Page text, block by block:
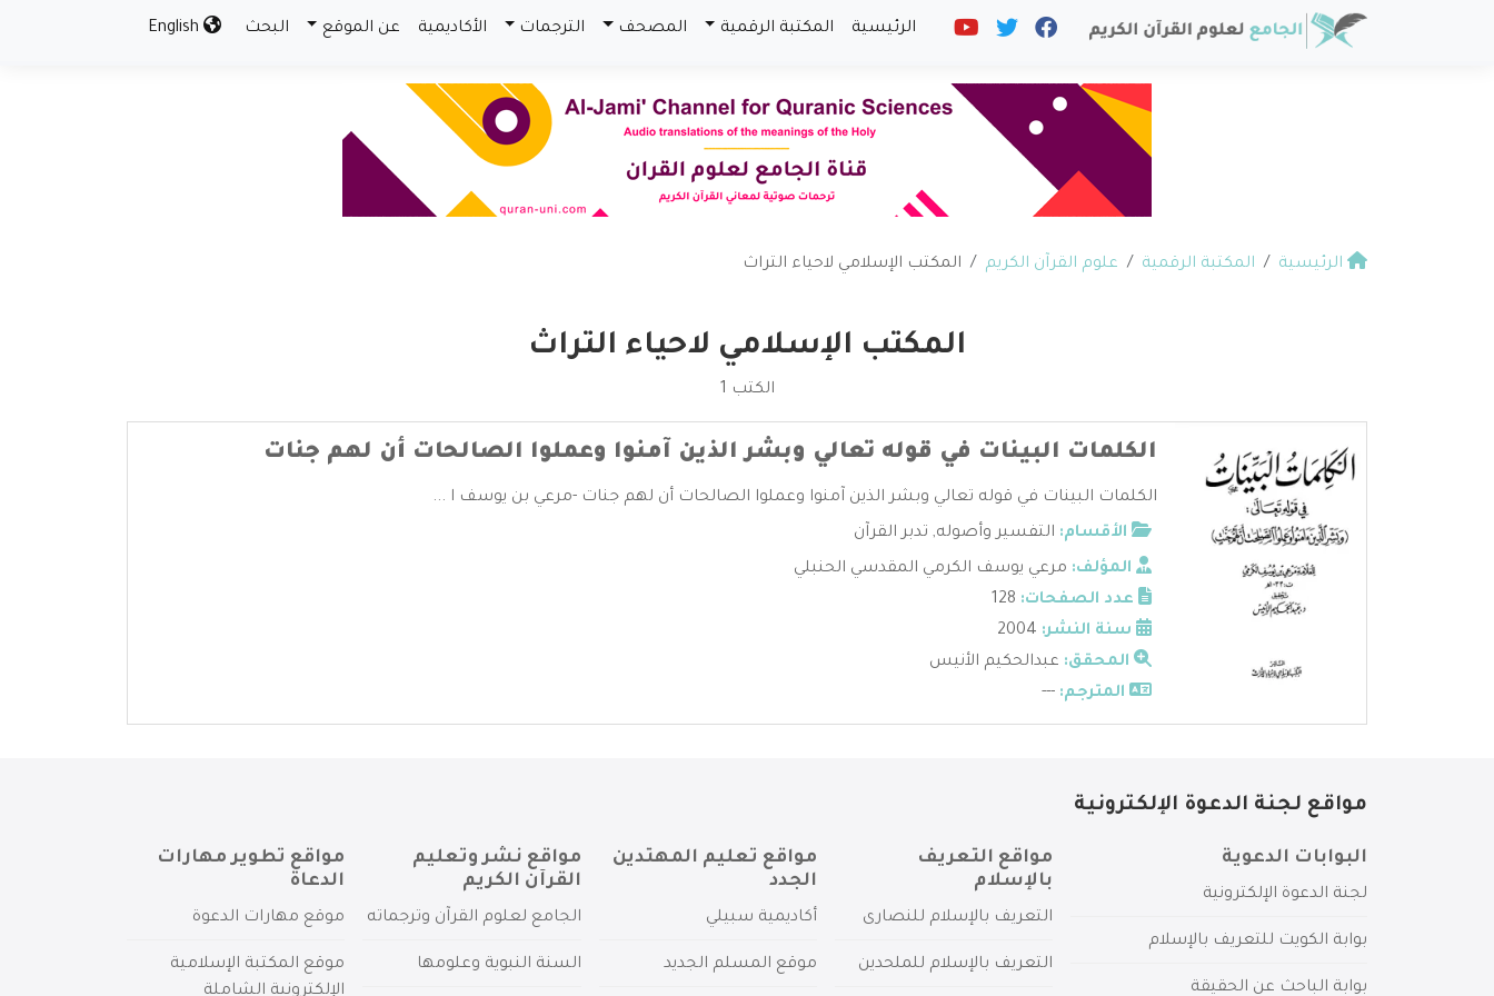
الرئيسية المكتبة الرقمية المصحف الترجمات الأكاديمية عن الموقع البحث
الرئيسية المكتبة الرقمية علوم القرآن الكريم المكتب الإسلامي لاحياء التراث
المكتب الإسلامي لاحياء التراث
الكتب 1
الكلمات البينات في قوله تعالي وبشر الذين آمنوا وعملوا الصالحات أن لهم جنات
الكلمات البينات في قوله تعالي وبشر الذين آمنوا وعملوا الصالحات أن لهم جنات -مرعي بن يوسف ا ...
الأقسام: التفسير وأصوله, تدبر القرآن
المؤلف: مرعي يوسف الكرمي المقدسي الحنبلي
عدد الصفحات:
سنة النشر:
المحقق: عبدالحكيم الأنيس
المترجم: ---
مواقع لجنة الدعوة الإلكترونية
البوابات الدعوية
لجنة الدعوة الإلكترونية
بوابة الكويت للتعريف بالإسلام
بوابة الباحث عن الحقيقة
مواقع التعريف
بالإسلام
التعريف بالإسلام للنصارى
التعريف بالإسلام للملحدين
مواقع تعليم المهتدين
الجدد
أكاديمية سبيلي
موقع المسلم الجديد
مواقع نشر وتعليم
القرآن الكريم
الجامع لعلوم القرآن وترجماته
السنة النبوية وعلومها
مواقع تطوير مهارات
الدعاة
موقع مهارات الدعوة
موقع المكتبة الإسلامية
الإلكترونية الشاملة